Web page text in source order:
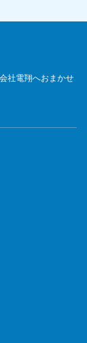
社電翔へおまかせ